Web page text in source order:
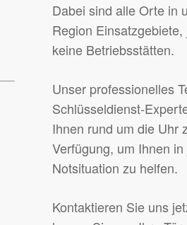
Dabei sind alle Orte in
Region Einsatzgebiete,
keine Betriebsstätten.
Unser professionelles
Schlüsseldienst-
Ihnen rund um die Uhr
Verfügung, um Ihnen
Notsituation zu helfen.
Kontaktieren Sie uns